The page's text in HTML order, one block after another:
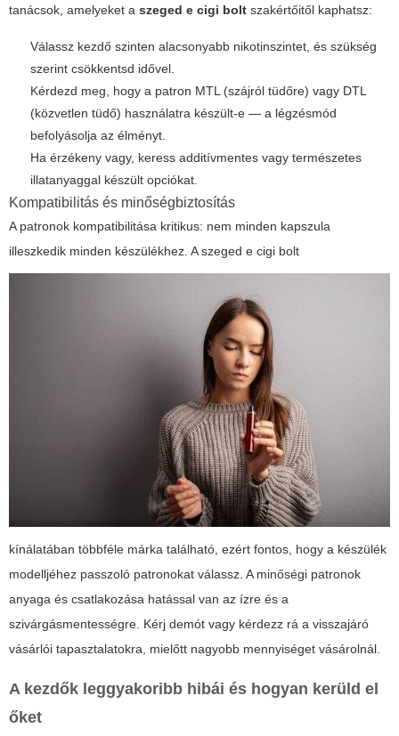
tanácsok, amelyeket a szeged e cigi bolt szakértőitől kaphatsz:
Válassz kezdő szinten alacsonyabb nikotinszintet, és szükség
szerint csökkentsd idővel.
Kérdezd meg, hogy a patron MTL (szájról tüdőre) vagy DTL
(közvetlen tüdő) használatra készült-e — a légzésmód
befolyásolja az élményt.
Ha érzékeny vagy, keress additívmentes vagy természetes
illatanyaggal készült opciókat.
Kompatibilitás és minőségbiztosítás
A patronok kompatibilitása kritikus: nem minden kapszula
illeszkedik minden készülékhez. Aszeged e cigi bolt
kínálatában többféle márka található, ezért fontos, hogy a készülék
modelljéhez passzoló patronokat válassz. A minőségi patronok
anyaga és csatlakozása hatással van az ízre és a
szivárgásmentességre. Kérj demót vagy kérdezz rá a visszajáró
vásárlói tapasztalatokra, mielőtt nagyobb mennyiséget vásárolnál.
A kezdők leggyakoribb hibái és hogyan kerüld el
őket